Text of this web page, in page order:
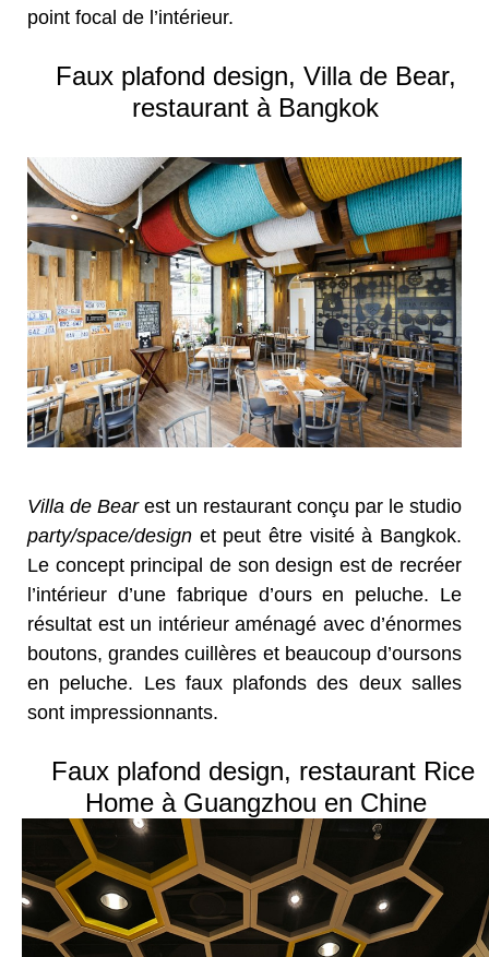
point focal de l’intérieur.
Faux plafond design, Villa de Bear,
restaurant à Bangkok
Villa de Bearest un restaurant conçu par le studio
party/space/design et peut être visité à Bangkok.
Le concept principal de son design est de recréer
l’intérieur d’une fabrique d’ours en peluche. Le
résultat est un intérieur aménagé avec d’énormes
boutons, grandes cuillères et beaucoup d’oursons
en peluche. Les faux plafonds des deux salles
sont impressionnants.
Faux plafond design, restaurant Rice
Home à Guangzhou en Chine